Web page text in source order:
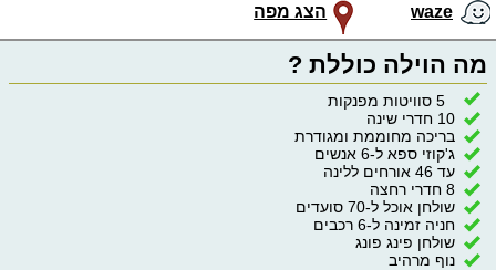
waze הצג מפה
מה הוילה כוללת ?
5 סוויטות מפנקות
10 חדרי שינה
בריכה מחוממת ומגודרת
ג'קוזי ספא ל-6 אנשים
עד 46 אורחים ללינה
8 חדרי רחצה
שולחן אוכל ל-70 סועדים
חניה זמינה ל-6 רכבים
שולחן פינג פונג
נוף מרהיב